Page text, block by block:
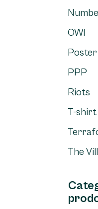
OWI
Poster
PPP
Riots
T-shirt
The